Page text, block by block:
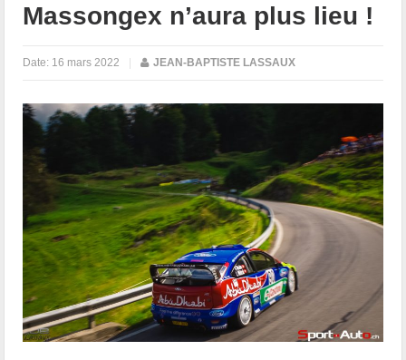
Massongex n’aura plus lieu !
Date: 16 mars 2022 | JEAN-BAPTISTE LASSAUX